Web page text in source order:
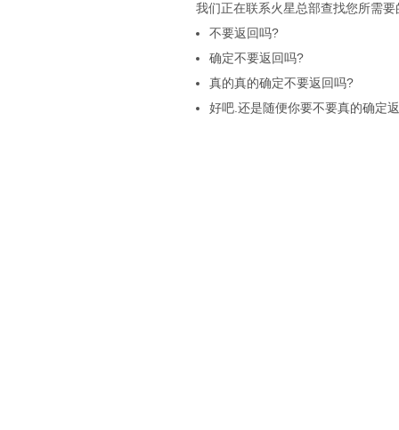
我们正在联系火星总部查找您所需
不要返回吗?
确定不要返回吗?
真的真的确定不要返回吗?
好吧.还是随便你要不要真的确定